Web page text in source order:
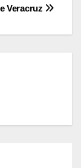
Veracruz